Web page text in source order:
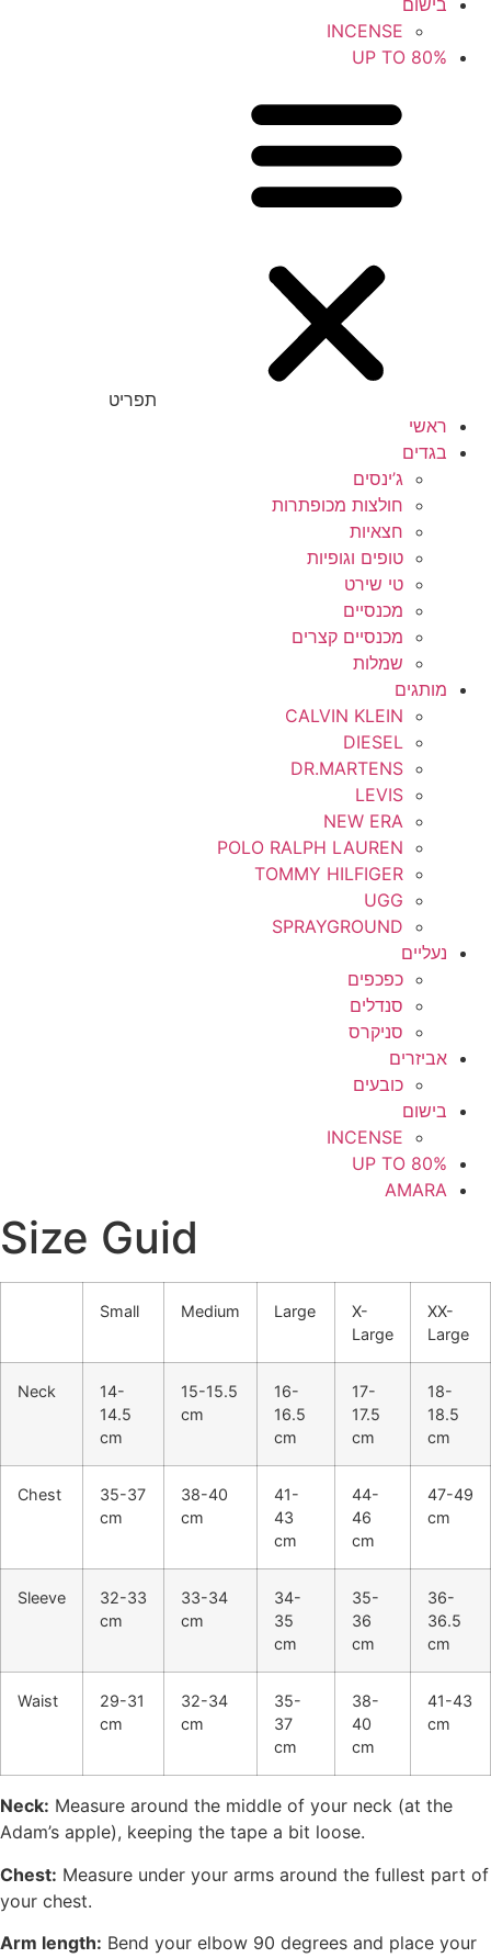
בישום
INCENSE
UP TO 80%
תפריט
ראשי
בגדים
ג’ינסים
חולצות מכופתרות
חצאיות
טופים וגופיות
טי שירט
מכנסיים
מכנסיים קצרים
שמלות
מותגים
CALVIN KLEIN
DIESEL
DR.MARTENS
LEVIS
NEW ERA
POLO RALPH LAUREN
TOMMY HILFIGER
UGG
SPRAYGROUND
נעליים
כפכפים
סנדלים
סניקרס
אביזרים
כובעים
בישום
INCENSE
UP TO 80%
AMARA
Size Guid
Small Medium Large
X-
Large
XX-
Large
Neck
14-
14.5
cm
15-15.5
cm
16-
16.5
cm
17-
17.5
cm
18-
18.5
cm
Chest
35-37
cm
38-40
cm
41-
43
cm
44-
46
cm
47-49
cm
Sleeve
32-33
cm
33-34
cm
34-
35
cm
35-
36
cm
36-
36.5
cm
Waist
29-31
cm
32-34
cm
35-
37
cm
38-
40
cm
41-43
cm
Neck: Measure around the middle of your neck (at the
Adam’s apple), keeping the tape a bit loose.
Chest: Measure under your arms around the fullest part of
your chest.
Arm length: Bend your elbow 90 degrees and place your